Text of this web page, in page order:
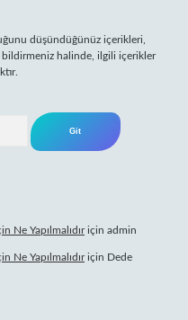
düşündüğünüz içerikleri,
bildirmeniz halinde, ilgili içerikler
Ne Yapılmalıdıriçin admin
Ne Yapılmalıdıriçin Dede